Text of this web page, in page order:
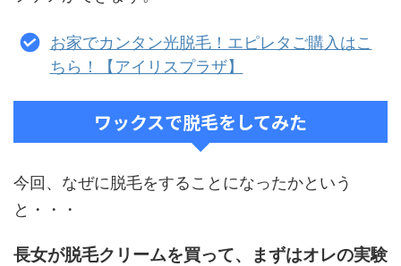
お家でカンタン光脱毛！エピレタご購入はこ
ちら！【アイリスプラザ】
ワックスで脱毛をしてみた
今回、なぜに脱毛をすることになったかという
と・・・
長女が脱毛クリームを買って、まずはオレの実験